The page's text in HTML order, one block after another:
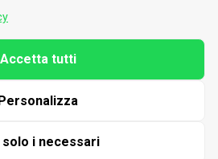
tesori.it
solo i necessari
Accetta tutti